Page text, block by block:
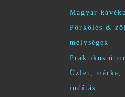
Magyar
Pörkölés &
mélységek
Praktikus
Üzlet, márka,
indítás